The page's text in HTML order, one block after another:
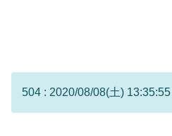
504 : 2020/08/08(土)